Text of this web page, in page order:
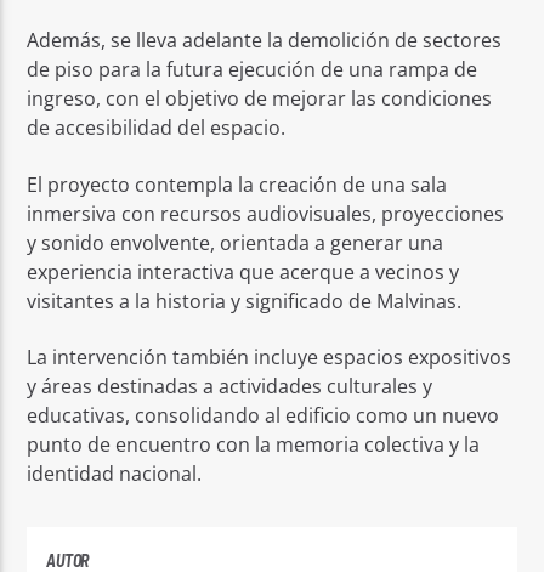
Además, se lleva adelante la demolición de sectores
de piso para la futura ejecución de una rampa de
ingreso, con el objetivo de mejorar las condiciones
de accesibilidad del espacio.
El proyecto contempla la creación de una sala
inmersiva con recursos audiovisuales, proyecciones
y sonido envolvente, orientada a generar una
experiencia interactiva que acerque a vecinos y
visitantes a la historia y significado de Malvinas.
La intervención también incluye espacios expositivos
y áreas destinadas a actividades culturales y
educativas, consolidando al edificio como un nuevo
punto de encuentro con la memoria colectiva y la
identidad nacional.
AUTOR